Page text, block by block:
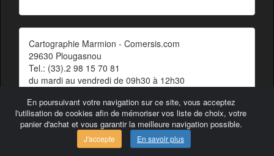
En poursuivant votre navigation sur ce site, vous acceptez
l'utilisation de cookies afin de mémoriser vos liste de choix, votre
panier d'achat et vous garantir la meilleure navigation possible.
J'accepte En savoir plus
Cartographie Marmion - Comersis.com
29630 Plougasnou
Tel.: (33).2 98 15 70 81
du mardi au vendredi de 09h30 à 12h30
Contact